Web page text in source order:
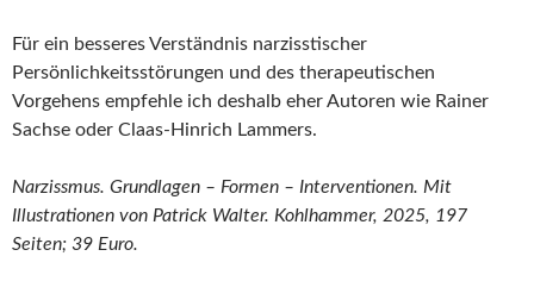
Für ein besseres Verständnis narzisstischer
Persönlichkeitsstörungen und des therapeutischen
Vorgehens empfehle ich deshalb eher Autoren wie Rainer
Sachse oder Claas-Hinrich Lammers.
Narzissmus. Grundlagen – Formen – Interventionen. Mit
Illustrationen von Patrick Walter. Kohlhammer, 2025, 197
Seiten; 39 Euro.